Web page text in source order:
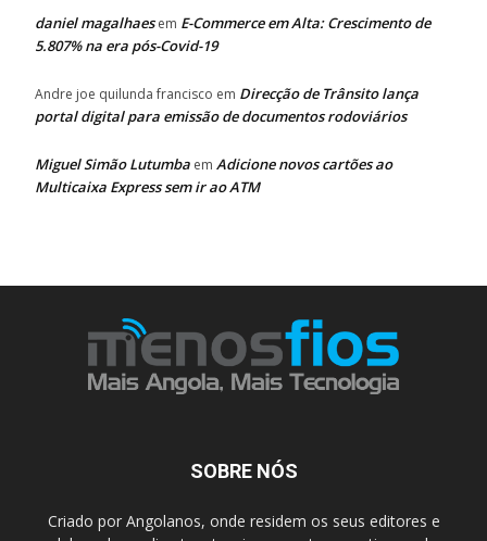
daniel magalhaesem E-Commerce em Alta: Crescimento de
5.807% na era pós-Covid-19
Andre joe quilunda francisco em Direcção de Trânsito lança
portal digital para emissão de documentos rodoviários
Miguel Simão Lutumba em Adicione novos cartões ao
Multicaixa Express sem ir ao ATM
SOBRE NÓS
Criado por Angolanos, onde residem os seus editores e